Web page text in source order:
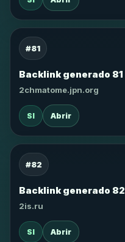
#81
Backlink generado 81
2chmatome.jpn.org
SI Abrir
#82
Backlink generado 82
2is.ru
SI Abrir